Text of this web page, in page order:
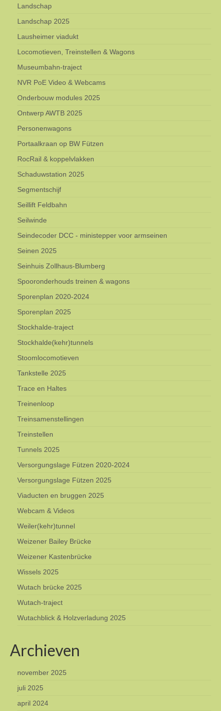
Landschap
Landschap 2025
Lausheimer viadukt
Locomotieven, Treinstellen & Wagons
Museumbahn-traject
NVR PoE Video & Webcams
Onderbouw modules 2025
Ontwerp AWTB 2025
Personenwagons
Portaalkraan op BW Fützen
RocRail & koppelvlakken
Schaduwstation 2025
Segmentschijf
Seillift Feldbahn
Seilwinde
Seindecoder DCC - ministepper voor armseinen
Seinen 2025
Seinhuis Zollhaus-Blumberg
Spooronderhouds treinen & wagons
Sporenplan 2020-2024
Sporenplan 2025
Stockhalde-traject
Stockhalde(kehr)tunnels
Stoomlocomotieven
Tankstelle 2025
Trace en Haltes
Treinenloop
Treinsamenstellingen
Treinstellen
Tunnels 2025
Versorgungslage Fützen 2020-2024
Versorgungslage Fützen 2025
Viaducten en bruggen 2025
Webcam & Videos
Weiler(kehr)tunnel
Weizener Bailey Brücke
Weizener Kastenbrücke
Wissels 2025
Wutach brücke 2025
Wutach-traject
Wutachblick & Holzverladung 2025
Archieven
november 2025
juli 2025
april 2024